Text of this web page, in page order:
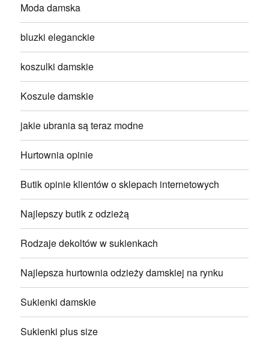
Moda damska
bluzki eleganckie
koszulki damskie
Koszule damskie
jakie ubrania są teraz modne
Hurtownia opinie
Butik opinie klientów o sklepach internetowych
Najlepszy butik z odzieżą
Rodzaje dekoltów w sukienkach
Najlepsza hurtownia odzieży damskiej na rynku
Sukienki damskie
Sukienki plus size